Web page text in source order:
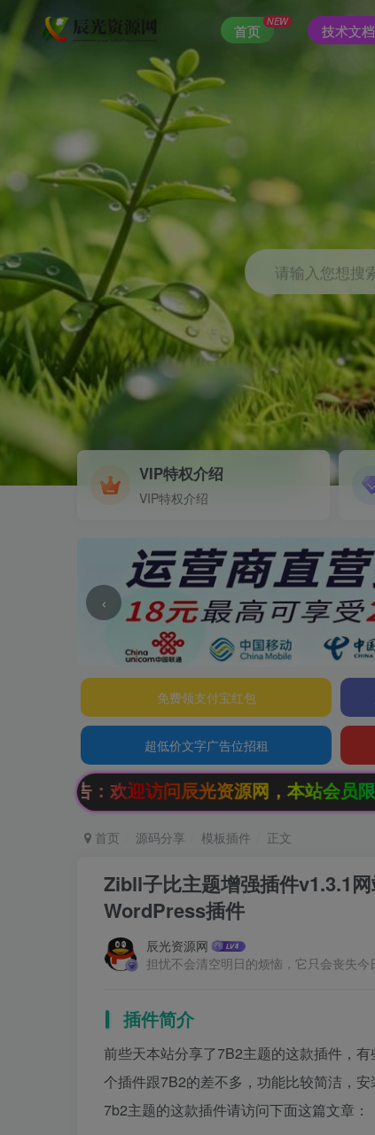
首页
NEW
技术文档
请输入您想搜
VIP特权介绍
VIP特权介绍
‹
免费领支付宝红包
超低价文字广告位招租
资源网，本站会员限时特惠，SVIP终生会员
首页 源码分享 模板插件 正文
Zibll子比主题增强插件v1.3.1
WordPress插件
辰光资源网
担忧不会清空明日的烦恼，它只会丧失今
插件简介
前些天本站分享了7B2主题的这款插件，
个插件跟7B2的差不多，功能比较简洁，
7b2主题的这款插件请访问下面这篇文章：